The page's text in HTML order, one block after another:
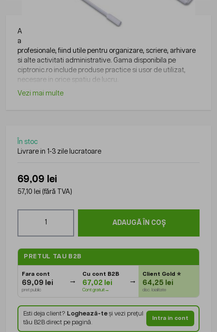
Articolele de papetarie pot fi integrate cu usurinta in
activitatile zilnice din birouri, scoli, institutii sau alte medii
profesionale, fiind utile pentru organizare, scriere, arhivare
si alte activitati administrative. Gama disponibila pe
ciptronic.ro include produse practice si usor de utilizat,
necesare in orice spatiu de lucru.
Vezi mai multe
În stoc
Livrare in 1-3 zile lucratoare
69,09 lei
57,10 lei (fără TVA)
ADAUGĂ ÎN COȘ
PRETUL TAU B2B
Fara cont
69,09 lei
pret public
Cu cont B2B
67,02 lei
Cont gratuit→
Client Gold⭐
64,25 lei
disc. loialitate
Esti deja client? Loghează-teși vezi prețul
tău B2B direct pe pagină.
Intra in cont